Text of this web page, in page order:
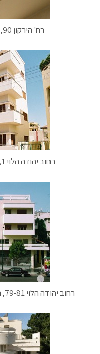
רח' הירקון 90, תל אביב-יפו – בית שיק
רחוב יהודה הלוי 1, תל אביב-יפו – בית מרזיוף
רחוב יהודה הלוי 79-81, תל אביב-יפו – בית ד"ר ליאון פינס